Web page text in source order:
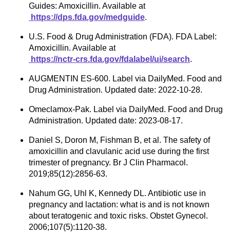
Guides: Amoxicillin. Available at
https://dps.fda.gov/medguide.
U.S. Food & Drug Administration (FDA). FDA Label:
Amoxicillin. Available at
https://nctr-crs.fda.gov/fdalabel/ui/search.
AUGMENTIN ES-600. Label via DailyMed. Food and
Drug Administration. Updated date: 2022-10-28.
Omeclamox-Pak. Label via DailyMed. Food and Drug
Administration. Updated date: 2023-08-17.
Daniel S, Doron M, Fishman B, et al. The safety of
amoxicillin and clavulanic acid use during the first
trimester of pregnancy. Br J Clin Pharmacol.
2019;85(12):2856-63.
Nahum GG, Uhl K, Kennedy DL. Antibiotic use in
pregnancy and lactation: what is and is not known
about teratogenic and toxic risks. Obstet Gynecol.
2006;107(5):1120-38.